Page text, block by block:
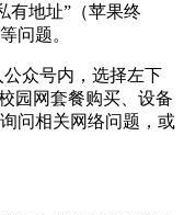
有地址”（苹果终
问题。
公众号内，选择左下
园网套餐购买、设备
问相关网络问题，或